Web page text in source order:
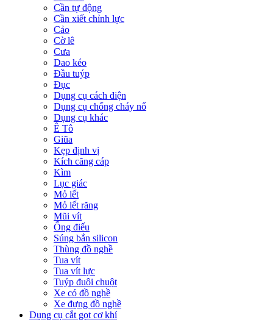
Cần tự động
Cần xiết chỉnh lực
Cảo
Cờ lê
Cưa
Dao kéo
Đầu tuýp
Đục
Dụng cụ cách điện
Dụng cụ chống cháy nổ
Dụng cụ khác
Ê Tô
Giũa
Kẹp định vị
Kích căng cáp
Kìm
Lục giác
Mỏ lết
Mỏ lết răng
Mũi vít
Ống điếu
Súng bắn silicon
Thùng đồ nghề
Tua vít
Tua vít lực
Tuýp đuôi chuột
Xe có đồ nghề
Xe đựng đồ nghề
Dụng cụ cắt gọt cơ khí